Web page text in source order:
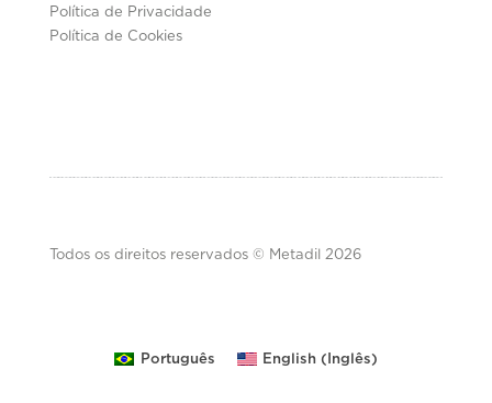
Política de Privacidade
Política de Cookies
Todos os direitos reservados © Metadil 2026
Português English( Inglês)